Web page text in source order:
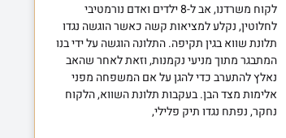
לקוח משרדנו, אב ל-8 ילדים ואדם נורמטיבי
לחלוטין, נקלע למציאות קשה כאשר הוגשה נגדו
תלונת שווא בגין תקיפה. התלונה הוגשה על ידי בנו
המתבגר מתוך מניעי נקמנות, וזאת לאחר שהאב
נאלץ להתערב כדי להגן על אם המשפחה מפני
אלימות מצד הבן. בעקבות תלונת השווא, הלקוח
נחקר, נפתח נגדו תיק פלילי,